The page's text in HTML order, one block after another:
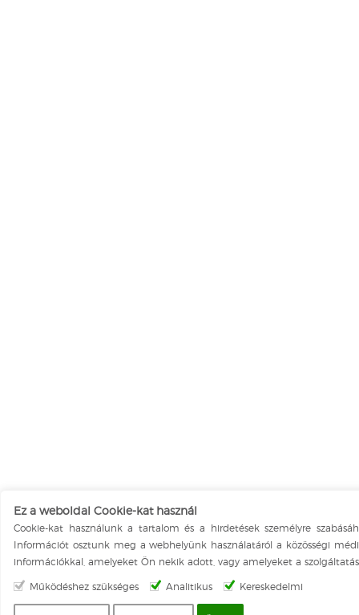
Ez a weboldal Cookie-kat használ
Cookie-kat használunk a tartalom és a hirdetések személyre
Információt osztunk meg a webhelyünk használatáról a közösségi
információkkal, amelyeket Ön nekik adott, vagy amelyeket a
Működéshez szükséges Analitikus Kereskedelmi